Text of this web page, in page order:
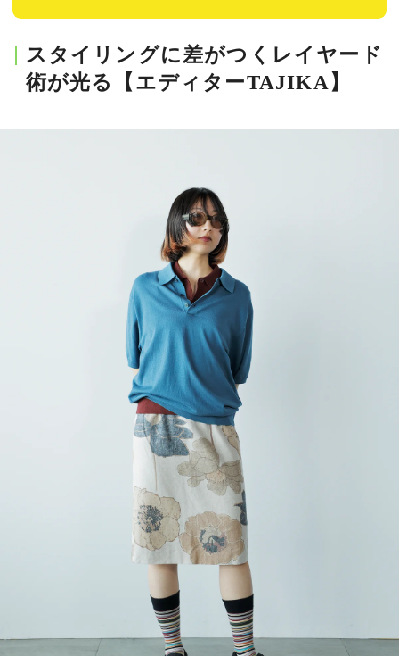
スタイリングに差がつくレイヤード
術が光る【エディターTAJIKA】